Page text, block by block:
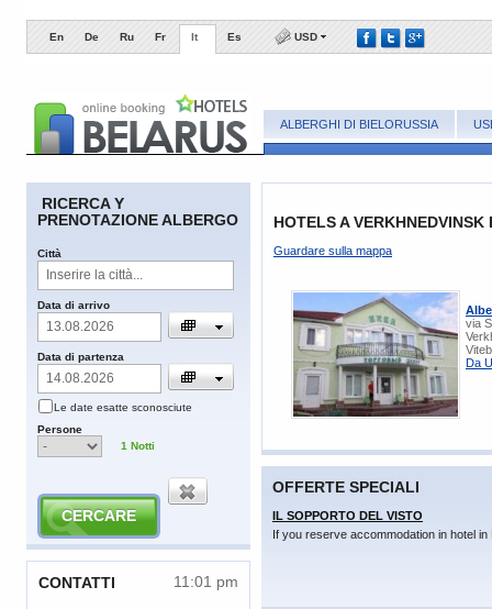
En De Ru Fr It Es USD
ALBERGHI DI BIELORUSSIA
RICERCA Y
PRENOTAZIONE ALBERGO
Сittà
​Data di arrivo
​Data di partenza
​Le date esatte sconosciute
​Persone
1 Notti
​CONTATTI 11:01 pm
HOTELS A VERKHNEDVINSK
Guardare sulla mappa
via
Da
OFFERTE SPECIALI
IL SOPPORTO DEL VISTO
If you reserve accommodation in hotel